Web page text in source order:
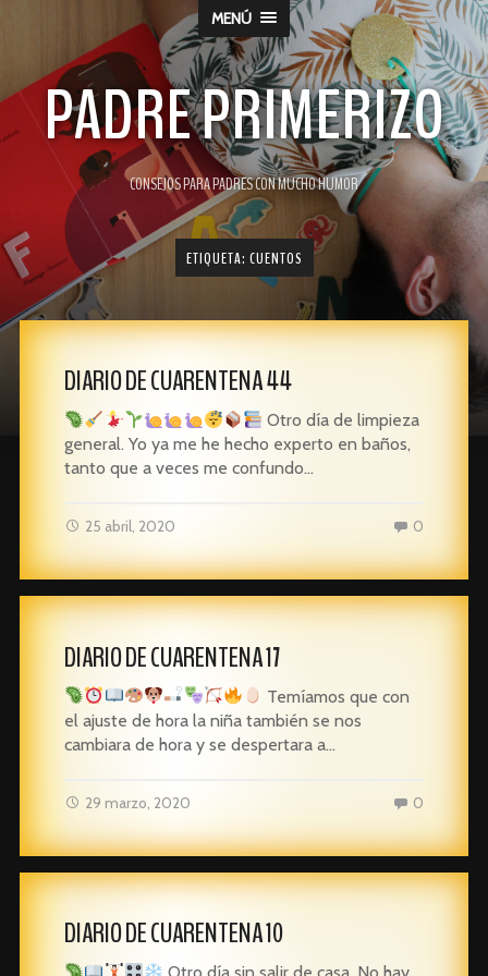
MENÚ
PADRE PRIMERIZO
CONSEJOS PARA PADRES CON MUCHO HUMOR
ETIQUETA: CUENTOS
DIARIO DE CUARENTENA 44
Otro día de limpieza
general. Yo ya me he hecho experto en baños,
tanto que a veces me confundo…
25 abril, 2020 0
DIARIO DE CUARENTENA 17
Temíamos que con
el ajuste de hora la niña también se nos
cambiara de hora y se despertara a…
29 marzo, 2020 0
DIARIO DE CUARENTENA 10